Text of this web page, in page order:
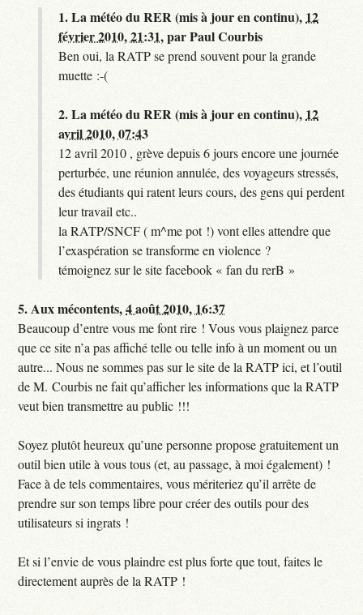
1.La météo du RER (mis à jour en continu), 12
février 2010, 21:31,parPaul Courbis
Ben oui, la RATP se prend souvent pour la grande
muette :-(
2.La météo du RER (mis à jour en continu), 12
avril 2010, 07:43
12 avril 2010 , grève depuis 6 jours encore une journée
perturbée, une réunion annulée, des voyageurs stressés,
des étudiants qui ratent leurs cours, des gens qui perdent
leur travail etc..
la RATP/SNCF ( m^me pot !) vont elles attendre que
l’exaspération se transforme en violence ?
témoignez sur le site facebook « fan du rerB »
5.Aux mécontents,4 août 2010, 16:37
Beaucoup d’entre vous me font rire ! Vous vous plaignez parce
que ce site n’a pas affiché telle ou telle info à un moment ou un
autre... Nous ne sommes pas sur le site de la RATP ici, et l’outil
de M. Courbis ne fait qu’afficher les informations que la RATP
veut bien transmettre au public !!!
Soyez plutôt heureux qu’une personne propose gratuitement un
outil bien utile à vous tous (et, au passage, à moi également) !
Face à de tels commentaires, vous mériteriez qu’il arrête de
prendre sur son temps libre pour créer des outils pour des
utilisateurs si ingrats !
Et si l’envie de vous plaindre est plus forte que tout, faites le
directement auprès de la RATP !